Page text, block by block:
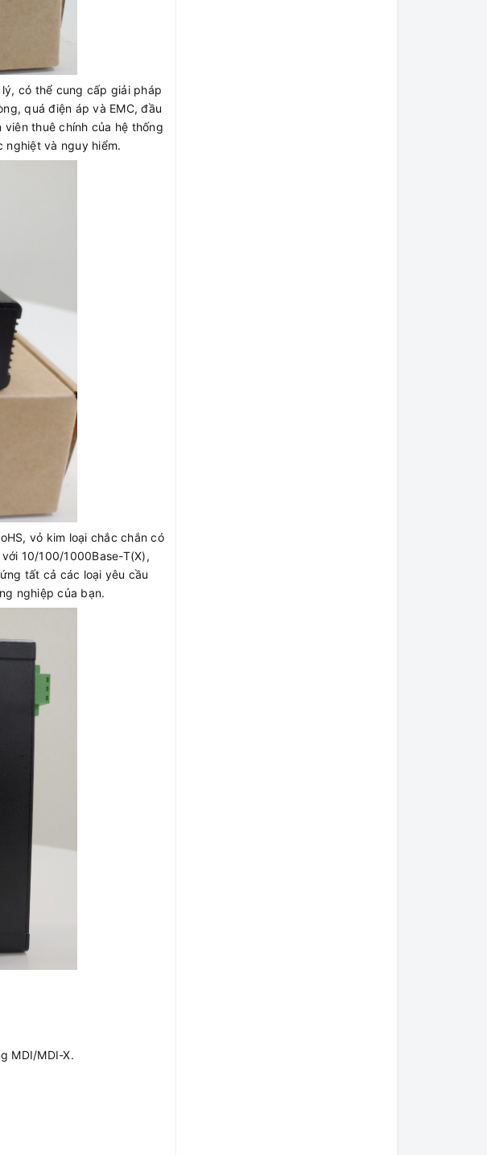
có thể cung cấp giải pháp
quá điện áp và EMC, đầu
thuê chính của hệ thống
nghiệt và nguy hiểm.
vỏ kim loại chắc chắn có
10/100/1000Base-T(X),
tất cả các loại yêu cầu
nghiệp của bạn.
MDI/MDI-X.